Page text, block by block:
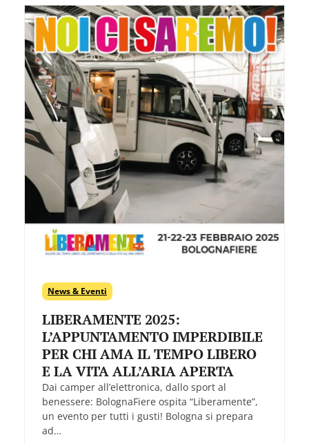
News & Eventi
LIBERAMENTE 2025:
L’APPUNTAMENTO IMPERDIBILE
PER CHI AMA IL TEMPO LIBERO
E LA VITA ALL’ARIA APERTA
Dai camper all’elettronica, dallo sport al
benessere: BolognaFiere ospita “Liberamente”,
un evento per tutti i gusti! Bologna si prepara
ad…